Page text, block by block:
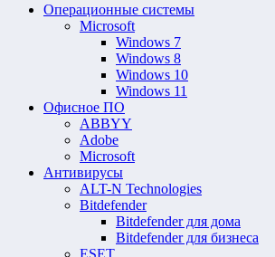
Операционные системы
Microsoft
Windows 7
Windows 8
Windows 10
Windows 11
Офисное ПО
ABBYY
Adobe
Microsoft
Антивирусы
ALT-N Technologies
Bitdefender
Bitdefender для дома
Bitdefender для бизнеса
ESET